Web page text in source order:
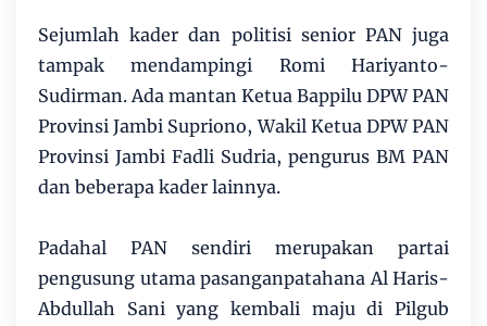
Sejumlah kader dan politisi senior PAN juga
tampak mendampingi Romi Hariyanto-
Sudirman. Ada mantan Ketua Bappilu DPW PAN
Provinsi Jambi Supriono, Wakil Ketua DPW PAN
Provinsi Jambi Fadli Sudria, pengurus BM PAN
dan beberapa kader lainnya.
Padahal PAN sendiri merupakan partai
pengusung utama pasanganpatahana Al Haris-
Abdullah Sani yang kembali maju di Pilgub